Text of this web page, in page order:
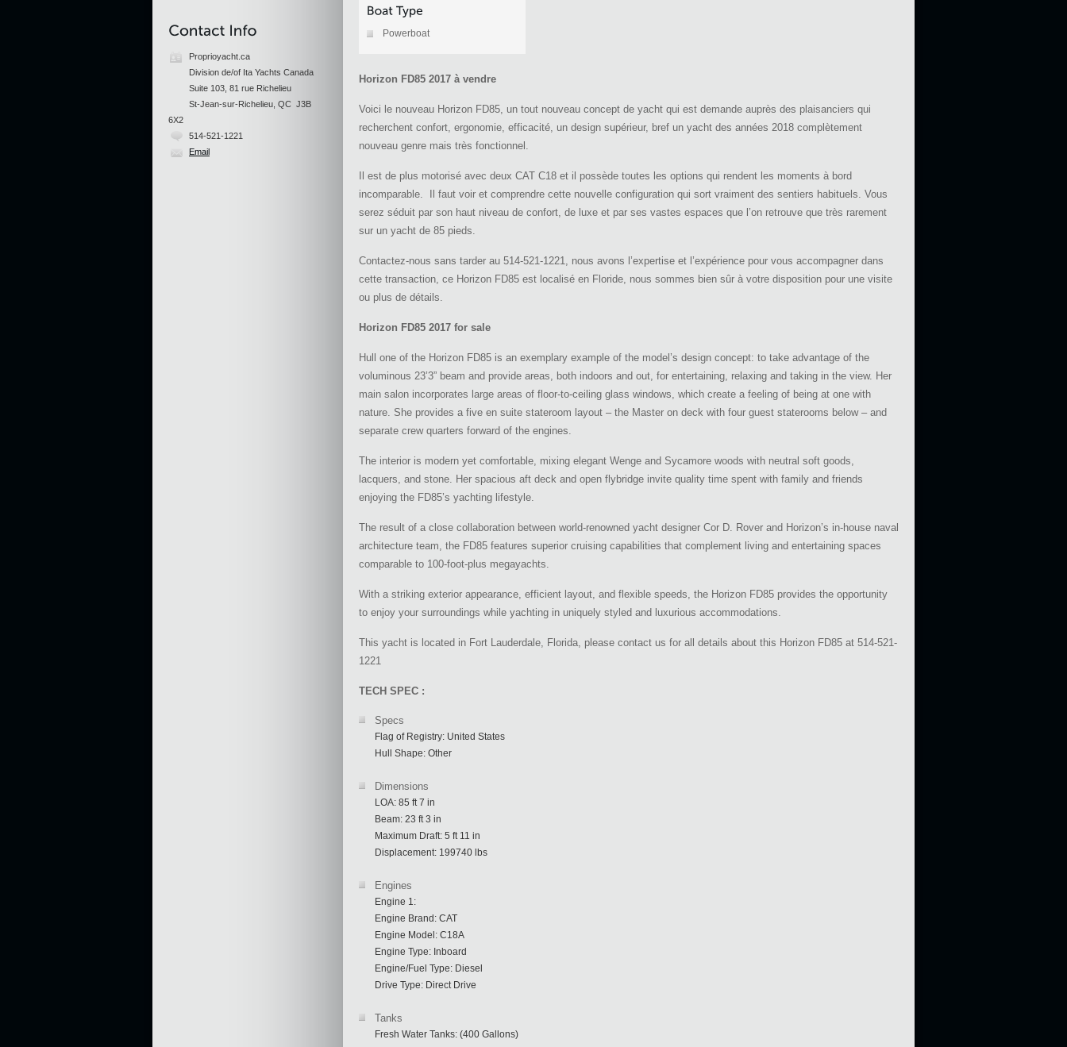
Proprioyacht.ca
Division de/of Ita Yachts Canada
Suite 103, 81 rue Richelieu
St-Jean-sur-Richelieu, QC J3B
6X2
514-521-1221
Email
Powerboat
Horizon FD85 2017 à vendre
Voici le nouveau Horizon FD85, un tout nouveau concept de yacht qui est demande auprès des plaisanciers qui
recherchent confort, ergonomie, efficacité, un design supérieur, bref un yacht des années 2018 complètement
nouveau genre mais très fonctionnel.
Il est de plus motorisé avec deux CAT C18 et il possède toutes les options qui rendent les moments à bord
incomparable. Il faut voir et comprendre cette nouvelle configuration qui sort vraiment des sentiers habituels. Vous
serez séduit par son haut niveau de confort, de luxe et par ses vastes espaces que l’on retrouve que très rarement
sur un yacht de 85 pieds.
Contactez-nous sans tarder au 514-521-1221, nous avons l’expertise et l’expérience pour vous accompagner dans
cette transaction, ce Horizon FD85 est localisé en Floride, nous sommes bien sûr à votre disposition pour une visite
ou plus de détails.
Horizon FD85 2017 for sale
Hull one of the Horizon FD85 is an exemplary example of the model’s design concept: to take advantage of the
voluminous 23’3” beam and provide areas, both indoors and out, for entertaining, relaxing and taking in the view. Her
main salon incorporates large areas of floor-to-ceiling glass windows, which create a feeling of being at one with
nature. She provides a five en suite stateroom layout – the Master on deck with four guest staterooms below – and
separate crew quarters forward of the engines.
The interior is modern yet comfortable, mixing elegant Wenge and Sycamore woods with neutral soft goods,
lacquers, and stone. Her spacious aft deck and open flybridge invite quality time spent with family and friends
enjoying the FD85’s yachting lifestyle.
The result of a close collaboration between world-renowned yacht designer Cor D. Rover and Horizon’s in-house naval
architecture team, the FD85 features superior cruising capabilities that complement living and entertaining spaces
comparable to 100-foot-plus megayachts.
With a striking exterior appearance, efficient layout, and flexible speeds, the Horizon FD85 provides the opportunity
to enjoy your surroundings while yachting in uniquely styled and luxurious accommodations.
This yacht is located in Fort Lauderdale, Florida, please contact us for all details about this Horizon FD85 at 514-521-
1221
TECH SPEC :
Specs
Flag of Registry: United States
Hull Shape: Other
Dimensions
LOA: 85 ft 7 in
Beam: 23 ft 3 in
Maximum Draft: 5 ft 11 in
Displacement: 199740 lbs
Engines
Engine 1:
Engine Brand: CAT
Engine Model: C18A
Engine Type: Inboard
Engine/Fuel Type: Diesel
Drive Type: Direct Drive
Tanks
Fresh Water Tanks: (400 Gallons)